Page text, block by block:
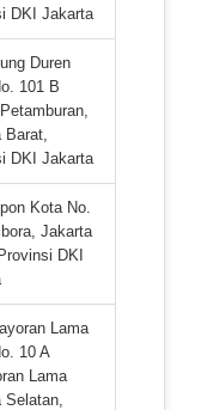
DKI Jakarta
Duren
101 B
DKI Jakarta
Kota No.
Jakarta
DKI
Lama
10 A
Lama